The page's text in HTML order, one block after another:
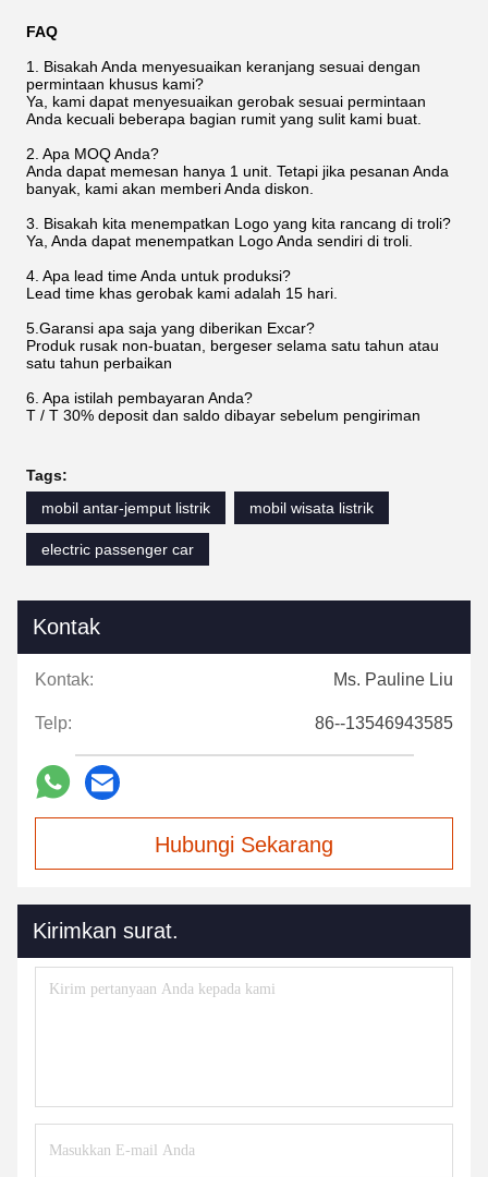
FAQ
1. Bisakah Anda menyesuaikan keranjang sesuai dengan
permintaan khusus kami?
Ya, kami dapat menyesuaikan gerobak sesuai permintaan
Anda kecuali beberapa bagian rumit yang sulit kami buat.
2. Apa MOQ Anda?
Anda dapat memesan hanya 1 unit. Tetapi jika pesanan Anda
banyak, kami akan memberi Anda diskon.
3. Bisakah kita menempatkan Logo yang kita rancang di troli?
Ya, Anda dapat menempatkan Logo Anda sendiri di troli.
4. Apa lead time Anda untuk produksi?
Lead time khas gerobak kami adalah 15 hari.
5.Garansi apa saja yang diberikan Excar?
Produk rusak non-buatan, bergeser selama satu tahun atau
satu tahun perbaikan
6. Apa istilah pembayaran Anda?
T / T 30% deposit dan saldo dibayar sebelum pengiriman
Tags:
mobil antar-jemput listrik
mobil wisata listrik
electric passenger car
Kontak
Kontak: Ms. Pauline Liu
Telp: 86--13546943585
Hubungi Sekarang
Kirimkan surat.